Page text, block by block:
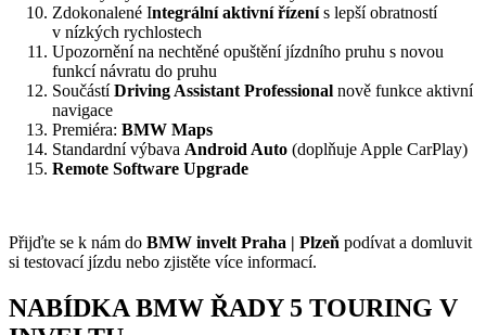
Zdokonalené Integrální aktivní řízenís lepší obratností
v nízkých rychlostech
Upozornění na nechtěné opuštění jízdního pruhu s novou
funkcí návratu do pruhu
Součástí Driving Assistant Professional nově funkce aktivní
navigace
Premiéra: BMW Maps
Standardní výbava Android Auto (doplňuje Apple CarPlay)
Remote Software Upgrade
Přijďte se k nám do BMW invelt Praha | Plzeň podívat a domluvit
si testovací jízdu nebo zjistěte více informací.
NABÍDKA BMW ŘADY 5 TOURING V